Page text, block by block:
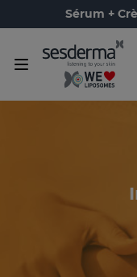
Sérum +